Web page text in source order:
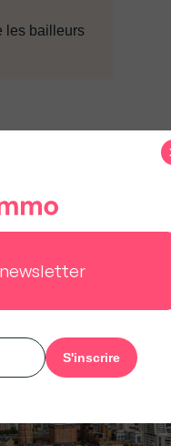
les bailleurs